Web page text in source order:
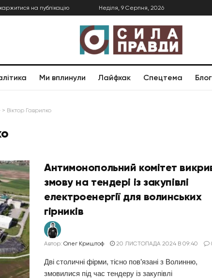
на публікацію Неділя, 9 Серпня, 2026
Ми вплинули Лайфхак Спецтема
> Віктор Гаврилко
Антимонопольний комітет
змову на тендері із закупівлі
електроенергії для волинських
гірників
Автор: Олег Криштоф 20 ЛИСТОПАДА 2024 В 09:40
Дві столичні фірми, тісно пов’язані з Волинню,
змовилися під час тендеру із закупівлі